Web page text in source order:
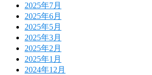
2025年7月
2025年6月
2025年5月
2025年3月
2025年2月
2025年1月
2024年12月